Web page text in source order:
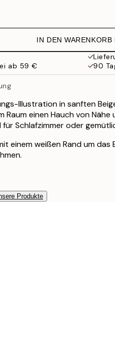
IN DEN WARENKORB
ab 59 €
90
Illustration in sanften
Raum einen Hauch von
Schlafzimmer oder
einem weißen Rand um das
Produkte